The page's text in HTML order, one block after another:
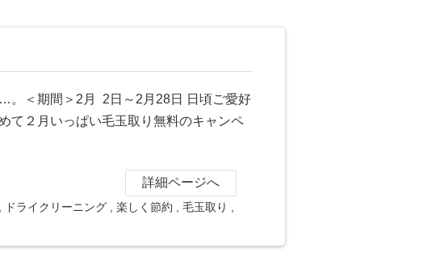
。＜期間＞2月 2日～2月28日 日頃ご愛好
て２月いっぱい毛玉取り無料のキャンペ
詳細ページへ
ドライクリーニング 楽しく節約 毛玉取り